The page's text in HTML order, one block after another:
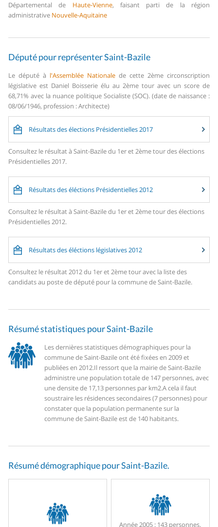
Départemental de Haute-Vienne, faisant parti de la région
administrative Nouvelle-Aquitaine
Député pour représenter Saint-Bazile
Le député à l'Assemblée Nationale de cette 2ème circonscription
législative est Daniel Boisserie élu au 2ème tour avec un score de
68,71% avec la nuance politique Socialiste (SOC). (date de naissance :
08/06/1946, profession : Architecte)
Résultats des élections Présidentielles 2017
Consultez le résultat à Saint-Bazile du 1er et 2ème tour des élections
Présidentielles 2017.
Résultats des éléctions Présidentielles 2012
Consultez le résultat à Saint-Bazile du 1er et 2ème tour des élections
Présidentielles 2012.
Résultats des éléctions législatives 2012
Consultez le résultat 2012 du 1er et 2ème tour avec la liste des
candidats au poste de député pour la commune de Saint-Bazile.
Résumé statistiques pour Saint-Bazile
Les dernières statistiques démographiques pour la
commune de Saint-Bazile ont été fixées en 2009 et
publiées en 2012.Il ressort que la mairie de Saint-Bazile
administre une population totale de 147 personnes, avec
une densite de 17,13 personnes par km2.A cela il faut
soustraire les résidences secondaires (7 personnes) pour
constater que la population permanente sur la
commune de Saint-Bazile est de 140 habitants.
Résumé démographique pour Saint-Bazile.
Année 2005 : 143 personnes.